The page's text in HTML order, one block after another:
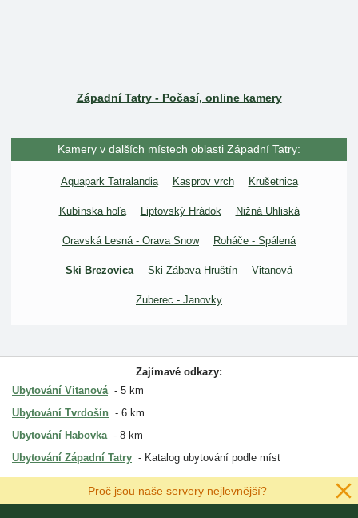
Západní Tatry - Počasí, online kamery
Kamery v dalších místech oblasti Západní Tatry:
Aquapark Tatralandia Kasprov vrch Krušetnica
Kubínska hoľa Liptovský Hrádok Nižná Uhliská
Oravská Lesná - Orava Snow Roháče - Spálená
Ski Brezovica Ski Zábava Hruštín Vitanová
Zuberec - Janovky
Zajímavé odkazy:
Ubytování Vitanová
5 km
Ubytování Tvrdošín
6 km
Ubytování Habovka
8 km
Ubytování Západní Tatry
Katalog ubytování podle míst
Proč jsou naše servery nejlevnější?